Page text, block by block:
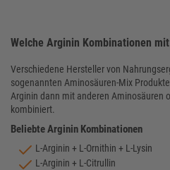
Welche Arginin Kombinationen
Verschiedene Hersteller von
sogenannten Aminosäuren-Mix
Arginin dann mit anderen Aminosäuren
kombiniert.
Beliebte Arginin Kombinationen
L-Arginin + L-Ornithin + L-Lysin
L-Arginin + L-Citrullin